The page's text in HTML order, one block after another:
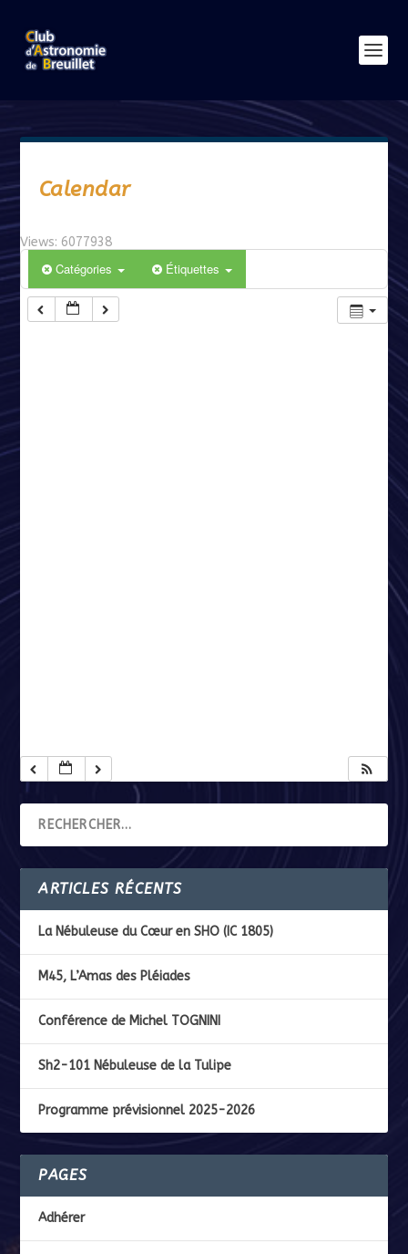
Calendar
Views: 6077938
Catégories Étiquettes
ARTICLES RÉCENTS
La Nébuleuse du Cœur en SHO (IC 1805)
M45, L’Amas des Pléiades
Conférence de Michel TOGNINI
Sh2-101 Nébuleuse de la Tulipe
Programme prévisionnel 2025-2026
PAGES
Adhérer